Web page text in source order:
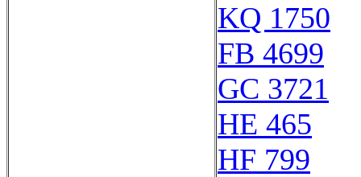
KQ 1750
FB 4699
GC 3721
HE 465
HF 799